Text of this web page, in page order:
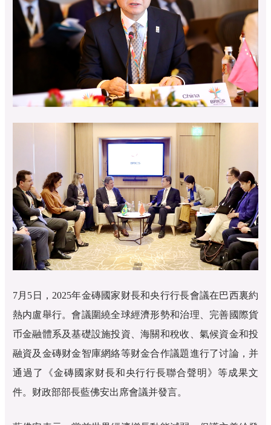
7月5日，2025年金磚國家财長和央行行長會議在巴西裏約
熱内盧舉行。會議圍繞全球經濟形勢和治理、完善國際貨
币金融體系及基礎設施投資、海關和稅收、氣候資金和投
融資及金磚财金智庫網絡等财金合作議題進行了讨論，并
通過了《金磚國家财長和央行行長聯合聲明》等成果文
件。财政部部長藍佛安出席會議并發言。